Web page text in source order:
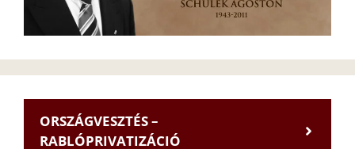
ORSZÁGVESZTÉS –
RABLÓPRIVATIZÁCIÓ